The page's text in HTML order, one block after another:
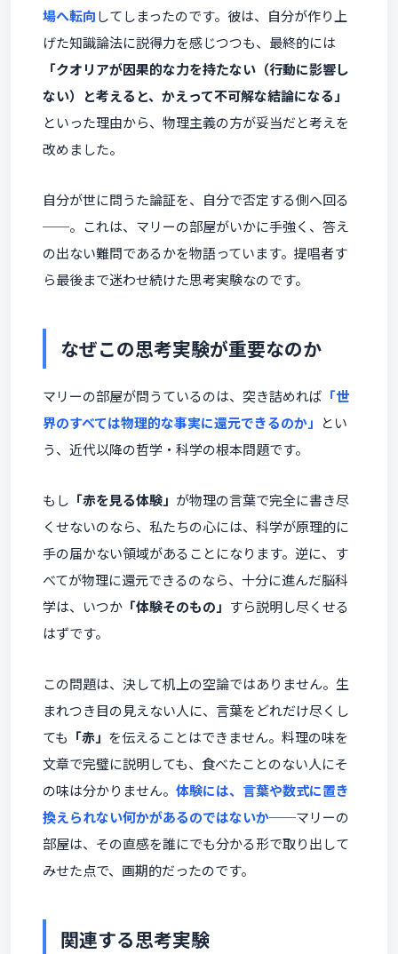
場へ転向してしまったのです。彼は、自分が作り上
げた知識論法に説得力を感じつつも、最終的には
「クオリアが因果的な力を持たない（行動に影響し
ない）と考えると、かえって不可解な結論になる」
といった理由から、物理主義の方が妥当だと考えを
改めました。
自分が世に問うた論証を、自分で否定する側へ回る
──。これは、マリーの部屋がいかに手強く、答え
の出ない難問であるかを物語っています。提唱者す
ら最後まで迷わせ続けた思考実験なのです。
なぜこの思考実験が重要なのか
マリーの部屋が問うているのは、突き詰めれば 「世
界のすべては物理的な事実に還元できるのか」 とい
う、近代以降の哲学・科学の根本問題です。
もし 「赤を見る体験」 が物理の言葉で完全に書き尽
くせないのなら、私たちの心には、科学が原理的に
手の届かない領域があることになります。逆に、す
べてが物理に還元できるのなら、十分に進んだ脳科
学は、いつか 「体験そのもの」 すら説明し尽くせる
はずです。
この問題は、決して机上の空論ではありません。生
まれつき目の見えない人に、言葉をどれだけ尽くし
ても 「赤」 を伝えることはできません。料理の味を
文章で完璧に説明しても、食べたことのない人にそ
の味は分かりません。 体験には、言葉や数式に置き
換えられない何かがあるのではないか──マリーの
部屋は、その直感を誰にでも分かる形で取り出して
みせた点で、画期的だったのです。
関連する思考実験